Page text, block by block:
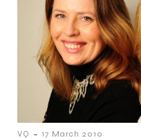
VQ - 17 March 2010